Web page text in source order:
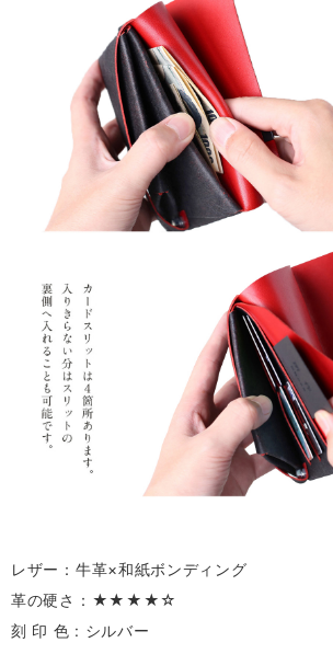
レザー：牛革×和紙ボンディング
革の硬さ：★★★★☆
刻 印 色 : シルバー